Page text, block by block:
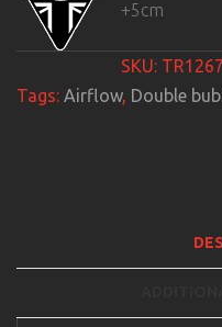
+5cm
SKU:
Tags: Airflow, Double